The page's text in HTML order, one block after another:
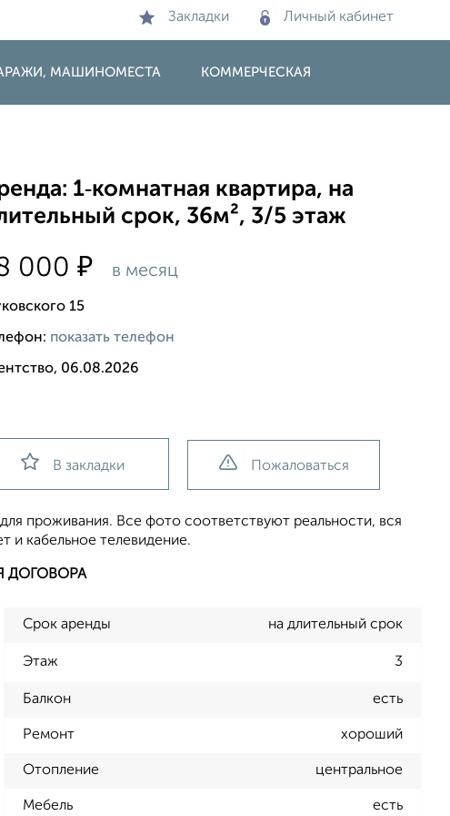
Закладки Личный кабинет
МАШИНОМЕСТА КОММЕРЧЕСКАЯ
1‑комнатная квартира, на
срок, 36м², 3/5 этаж
000₽ в месяц
15
показать телефон
06.08.2026
В закладки Пожаловаться
проживания. Все фото соответствуют реальности, вся
и кабельное телевидение.
ДОГОВОРА
Срок аренды на длительный срок
Этаж 3
Балкон есть
Ремонт хороший
Отопление центральное
Мебель есть